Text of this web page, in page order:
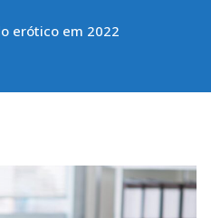
erótico em 2022